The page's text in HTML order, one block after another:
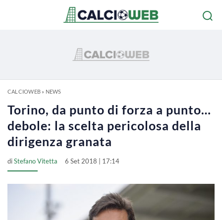
CALCIOWEB» NEWS
Torino, da punto di forza a punto…
debole: la scelta pericolosa della
dirigenza granata
diStefano Vitetta 6 Set 2018 | 17:14